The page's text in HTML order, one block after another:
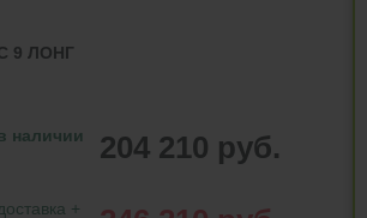
9 ЛОНГ
наличии 204 210 руб.
+